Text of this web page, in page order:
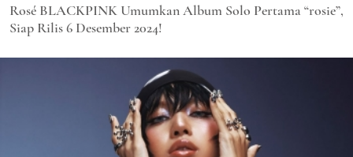
Rosé BLACKPINK Umumkan Album Solo Pertama “rosie”,
Siap Rilis 6 Desember 2024!